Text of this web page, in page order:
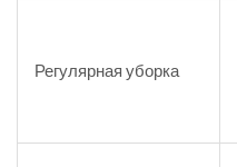
Регулярная уборка